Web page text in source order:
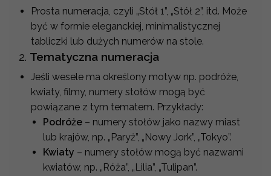
Prosta numeracja, czyli „Stół 1”, „Stół 2”, itd. Może
być w formie eleganckiej, minimalistycznej
tabliczki lub dużych numerów na stole.
2. Tematyczna numeracja
Jeśli wesele ma określony motyw np. podróże,
kwiaty, filmy, numery stołów mogą być
powiązane z tym tematem. Przykłady:
Podróże – numery stołów jako nazwy miast
lub krajów, np. „Paryż”, „Nowy Jork”, „Tokyo”.
Kwiaty – numery stołów mogą być nazwami
kwiatów, np. „Róża”, „Lilia”, „Tulipan”.